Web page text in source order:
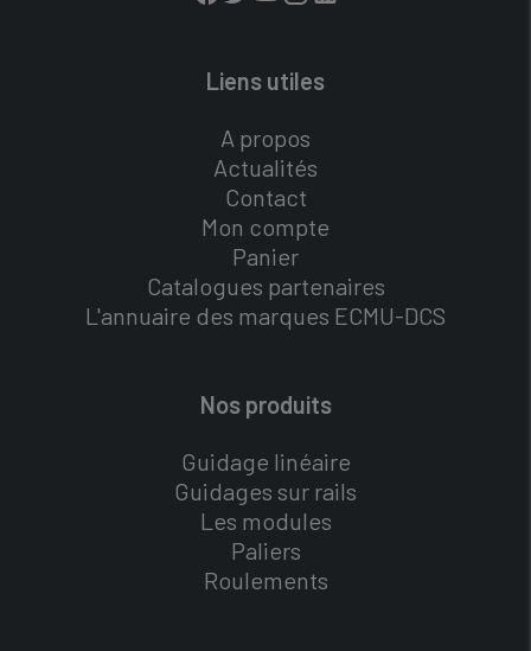
Liens utiles
A propos
Actualités
Contact
Mon compte
Panier
Catalogues partenaires
L'annuaire des marques ECMU-DCS
Nos produits
Guidage linéaire
Guidages sur rails
Les modules
Paliers
Roulements